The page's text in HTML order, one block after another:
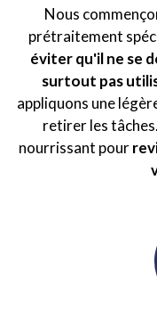
Nous
prétraitement
éviter qu'il ne se
surtout pas
appliquons une
retirer les
nourrissant pour